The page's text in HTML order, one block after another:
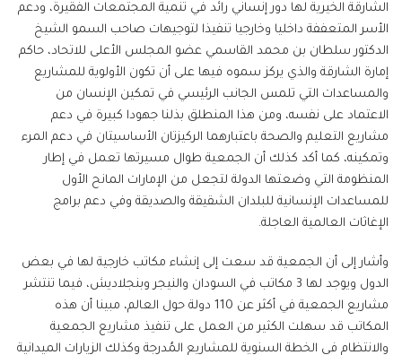
الشارقة الخيرية لها دور إنساني رائد في تنمية المجتمعات الفقيرة، ودعم
الأسر المتعففة داخليا وخارجيا تنفيذا لتوجيهات صاحب السمو الشيخ
الدكتور سلطان بن محمد القاسمي عضو المجلس الأعلى للاتحاد، حاكم
إمارة الشارقة والذي يركز سموه فيها على أن تكون الأولوية للمشاريع
والمساعدات التي تلمس الجانب الرئيسي في تمكين الإنسان من
الاعتماد على نفسه، ومن هذا المنطلق بذلنا جهودا كبيرة في دعم
مشاريع التعليم والصحة باعتبارهما الركيزتان الأساسيتان في دعم المرء
وتمكينه، كما أكد كذلك أن الجمعية طوال مسيرتها تعمل في إطار
المنظومة التي وضعتها الدولة لتجعل من الإمارات المانح الأول
للمساعدات الإنسانية للبلدان الشقيقة والصديقة وفي دعم برامج
الإغاثات العالمية العاجلة.
وأشار إلى أن الجمعية قد سعت إلى إنشاء مكاتب خارجية لها في بعض
الدول ويوجد لها 3 مكاتب في السودان والنيجر وبنجلاديش، فيما تنتشر
مشاريع الجمعية في أكثر عن 110 دولة حول العالم، مبينا أن هذه
المكاتب قد سهلت الكثير من العمل على تنفيذ مشاريع الجمعية
والانتظام في الخطة السنوية للمشاريع المُدرجة وكذلك الزيارات الميدانية